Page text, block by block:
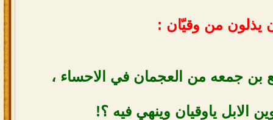
يذلون من وقيّان :
بن جمعه من العجمان في الاحساء ،
الابل ياوقيان وينهي فيه ؟!